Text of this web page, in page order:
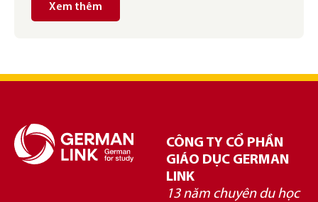
Xem thêm
CÔNG TY CỔ PHẦN
GIÁO DỤC GERMAN
LINK
13 năm chuyên du học